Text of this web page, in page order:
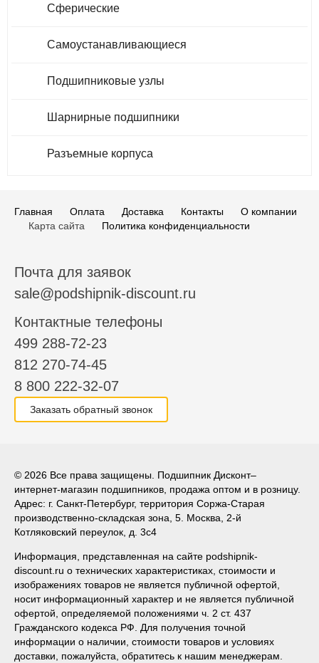
Сферические
Самоустанавливающиеся
Подшипниковые узлы
Шарнирные подшипники
Разъемные корпуса
Главная Оплата Доставка Контакты
О компании
Карта сайта
Политика конфиденциальности
Почта для заявок
sale@podshipnik-discount.ru
Контактные телефоны
499 288-72-23
812 270-74-45
8 800 222-32-07
Заказать обратный звонок
© 2026 Все права защищены. Подшипник Дисконт–
интернет-магазин подшипников, продажа оптом и в розницу.
Адрес: г. Санкт-Петербург, территория Соржа-Старая
производственно-складская зона, 5. Москва, 2-й
Котляковский переулок, д. 3с4
Информация, представленная на сайте podshipnik-
discount.ru о технических характеристиках, стоимости и
изображениях товаров не является публичной офертой,
носит информационный характер и не является публичной
офертой, определяемой положениями ч. 2 ст. 437
Гражданского кодекса РФ. Для получения точной
информации о наличии, стоимости товаров и условиях
доставки, пожалуйста, обратитесь к нашим менеджерам.